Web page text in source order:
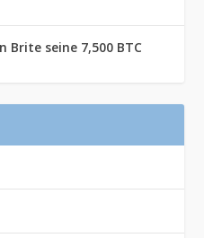
Brite seine 7,500 BTC